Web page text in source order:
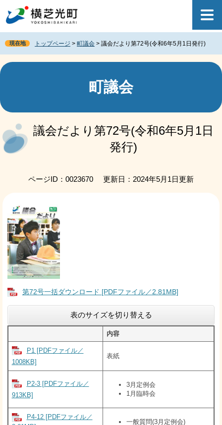
ジ
先
頭
で
ュ
を
飛
ば
文
現在地 トップページ > 町議会 > 議会だより第72号(令和6年5月1日発行)
町議会
議会だより第72号(令和6年5月1日
発行)
ページID：0023670 更新日：2024年5月1日更新
第72号一括ダウンロード [PDFファイル／2.81MB]
表のサイズを切り替える
内容
P1 [PDFファイル／
1008KB]
表紙
P2-3 [PDFファイル／
913KB]
3月定例会
1月臨時会
P4-12 [PDFファイル／
一般質問(3月定例会)